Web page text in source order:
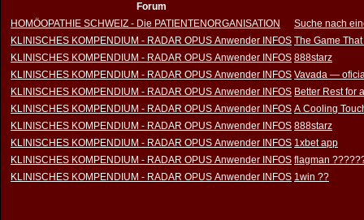
Forum
HOMÖOPATHIE SCHWEIZ - Die PATIENTENORGANISATION
Suche nach
KLINISCHES KOMPENDIUM - RADAR OPUS Anwender INFOS The Game
KLINISCHES KOMPENDIUM - RADAR OPUS Anwender INFOS 888starz
KLINISCHES KOMPENDIUM - RADAR OPUS Anwender INFOS Vavada —
KLINISCHES KOMPENDIUM - RADAR OPUS Anwender INFOS Better Rest for
KLINISCHES KOMPENDIUM - RADAR OPUS Anwender INFOS A Cooling
KLINISCHES KOMPENDIUM - RADAR OPUS Anwender INFOS 888starz
KLINISCHES KOMPENDIUM - RADAR OPUS Anwender INFOS 1xbet app
KLINISCHES KOMPENDIUM - RADAR OPUS Anwender INFOS flagman
KLINISCHES KOMPENDIUM - RADAR OPUS Anwender INFOS 1win ??